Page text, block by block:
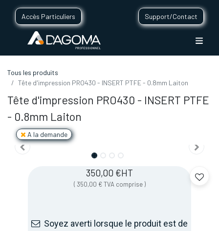
Accès Particuliers Support/Contact
Tous les produits
Tête d'impression PRO430 - INSERT PTFE - 0.8mm Laiton
Tête d'impression PRO430 - INSERT PTFE
- 0.8mm Laiton
A la demande
350,00 €HT
( 350,00 € TVA comprise )
Soyez averti lorsque le produit est de